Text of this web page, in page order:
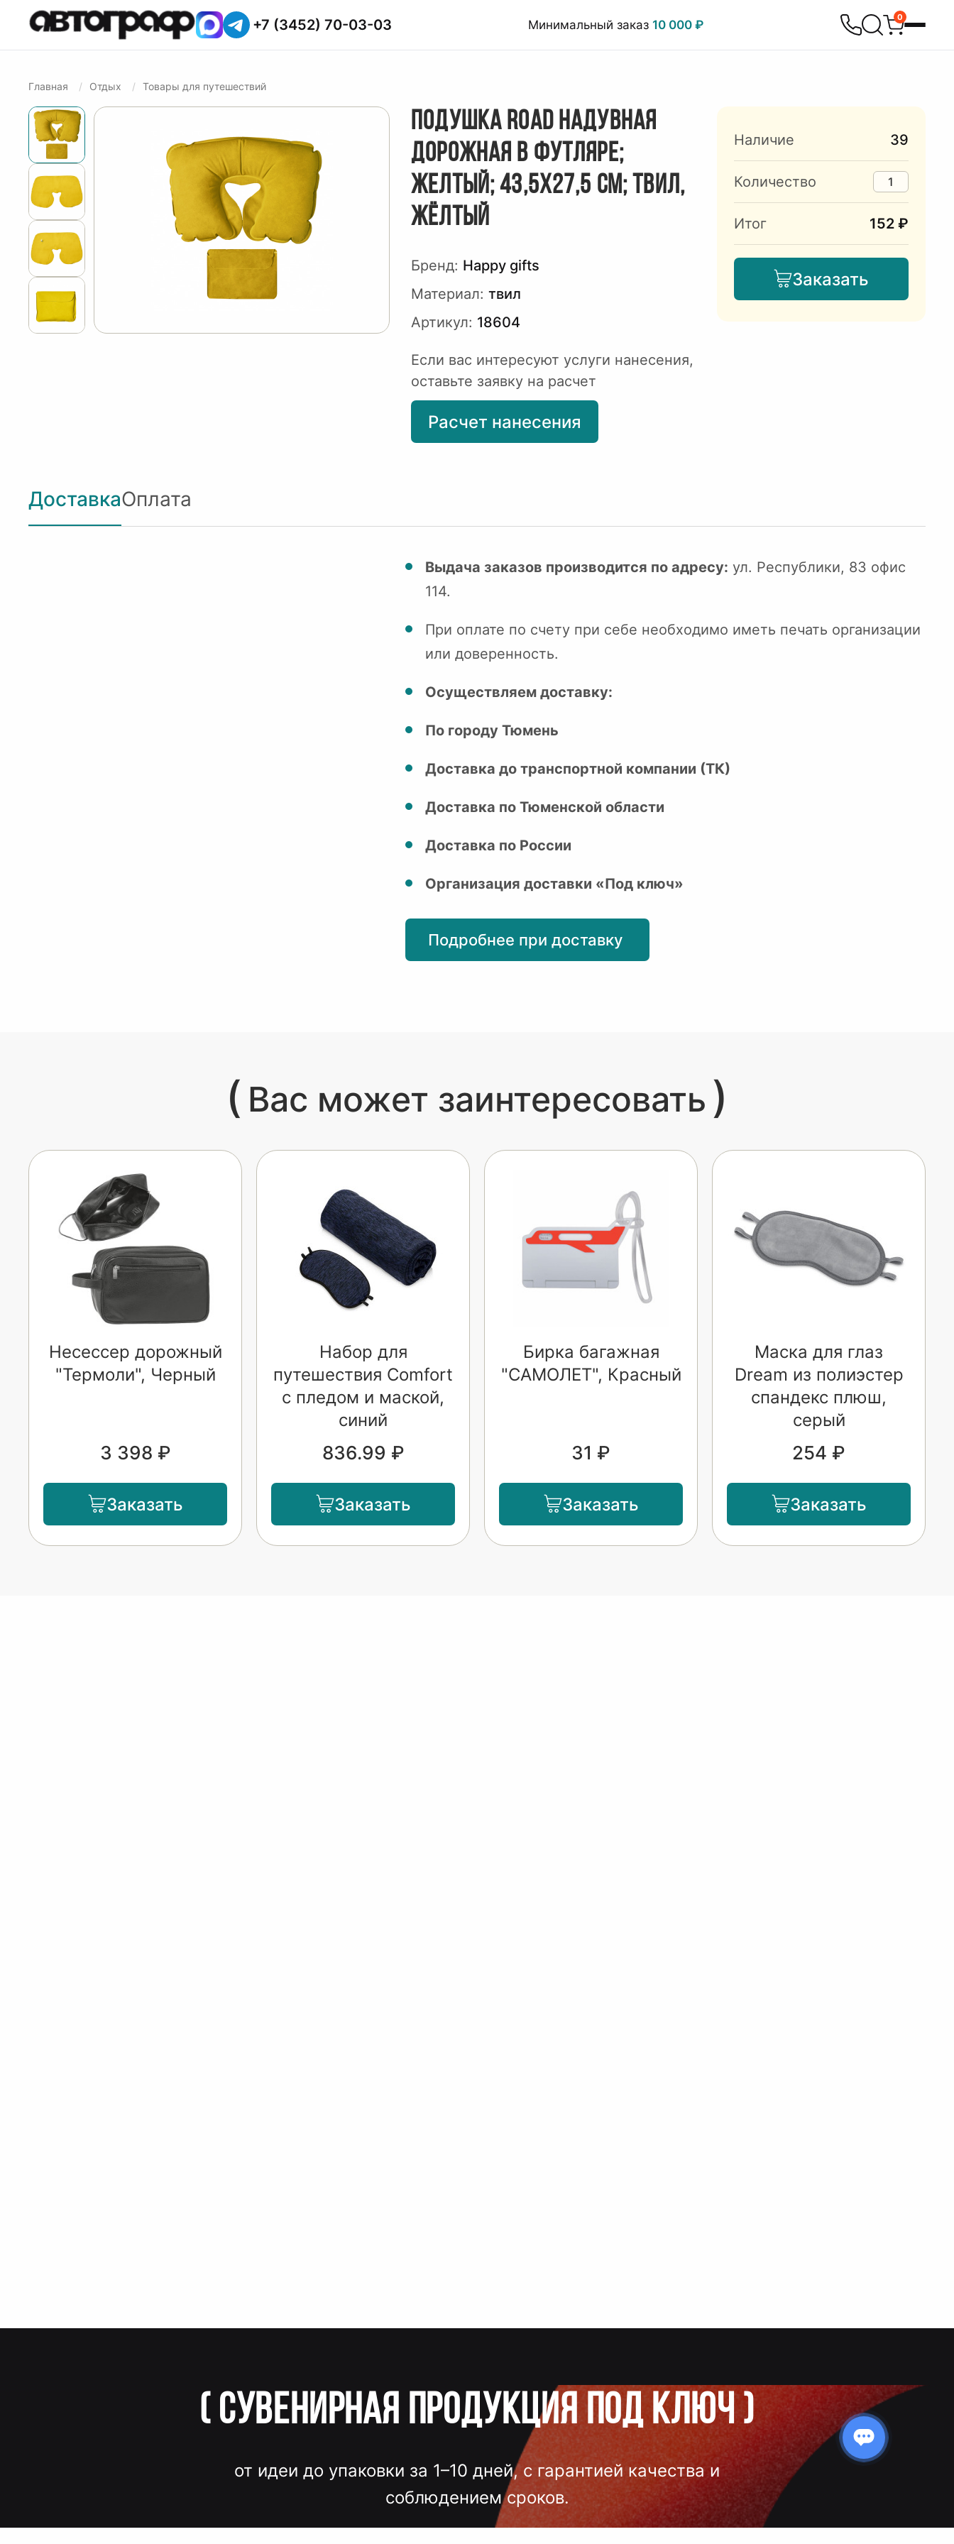
+7 (3452) 70-03-03 Минимальный заказ 10 000 ₽
0
Главная Отдых Товары для путешествий
ПОДУШКА ROAD НАДУВНАЯ
ДОРОЖНАЯ В ФУТЛЯРЕ;
ЖЕЛТЫЙ; 43,5Х27,5 СМ; ТВИЛ,
ЖЁЛТЫЙ
Бренд: Happy gifts
Материал: твил
Артикул: 18604
Если вас интересуют услуги нанесения,
оставьте заявку на расчет
Расчет нанесения
Наличие 39
Количество
Итог 152 ₽
Заказать
ДоставкаОплата
Выдача заказов производится по адресу: ул. Республики, 83 офис
114.
При оплате по счету при себе необходимо иметь печать организации
или доверенность.
Осуществляем доставку:
По городу Тюмень
Доставка до транспортной компании (ТК)
Доставка по Тюменской области
Доставка по России
Организация доставки «Под ключ»
Подробнее при доставку
( Вас может заинтересовать )
Несессер дорожный
"Термоли", Черный
3 398 ₽
Заказать
Набор для
путешествия Comfort
с пледом и маской,
синий
836.99 ₽
Заказать
Бирка багажная
"САМОЛЕТ", Красный
31 ₽
Заказать
Маска для глаз
Dream из полиэстер
спандекс плюш,
серый
254 ₽
Заказать
( Сувенирная продукция под ключ)
от идеи до упаковки за 1–10 дней, с гарантией качества и
соблюдением сроков.